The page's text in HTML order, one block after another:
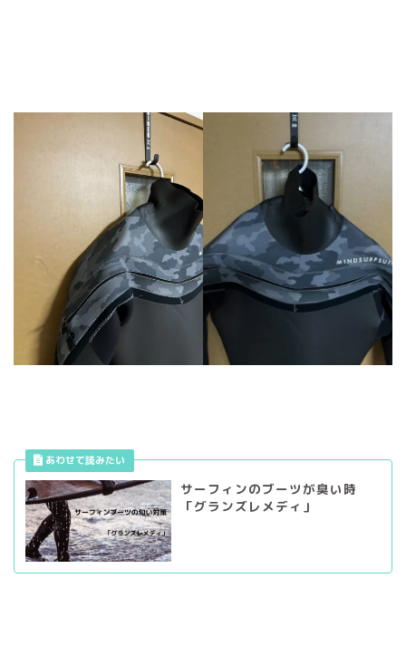
サーフィンのブーツが臭い時
「グランズレメディ」